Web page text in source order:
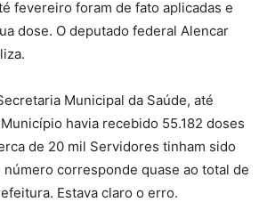
fevereiro foram de fato aplicadas e
dose. O deputado federal Alencar
Municipal da Saúde, até
havia recebido 55.182 doses
de 20 mil Servidores tinham sido
número corresponde quase ao total de
Estava claro o erro.